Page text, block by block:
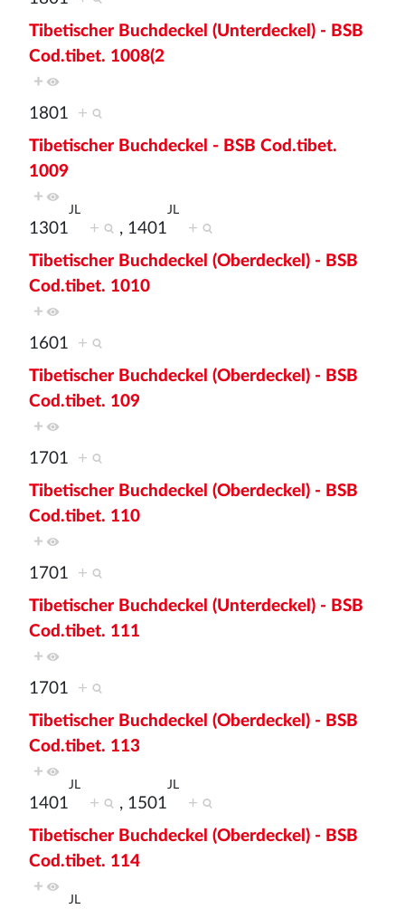
Tibetischer Buchdeckel (Unterdeckel) - BSB
Cod.tibet. 1008(2
+
1801 +
Tibetischer Buchdeckel - BSB Cod.tibet.
1009
+
1301
JL
+ , 1401
JL
+
Tibetischer Buchdeckel (Oberdeckel) - BSB
Cod.tibet. 1010
+
1601 +
Tibetischer Buchdeckel (Oberdeckel) - BSB
Cod.tibet. 109
+
1701 +
Tibetischer Buchdeckel (Oberdeckel) - BSB
Cod.tibet. 110
+
1701 +
Tibetischer Buchdeckel (Unterdeckel) - BSB
Cod.tibet. 111
+
1701 +
Tibetischer Buchdeckel (Oberdeckel) - BSB
Cod.tibet. 113
+
1401
JL
+ , 1501
JL
+
Tibetischer Buchdeckel (Oberdeckel) - BSB
Cod.tibet. 114
+
JL